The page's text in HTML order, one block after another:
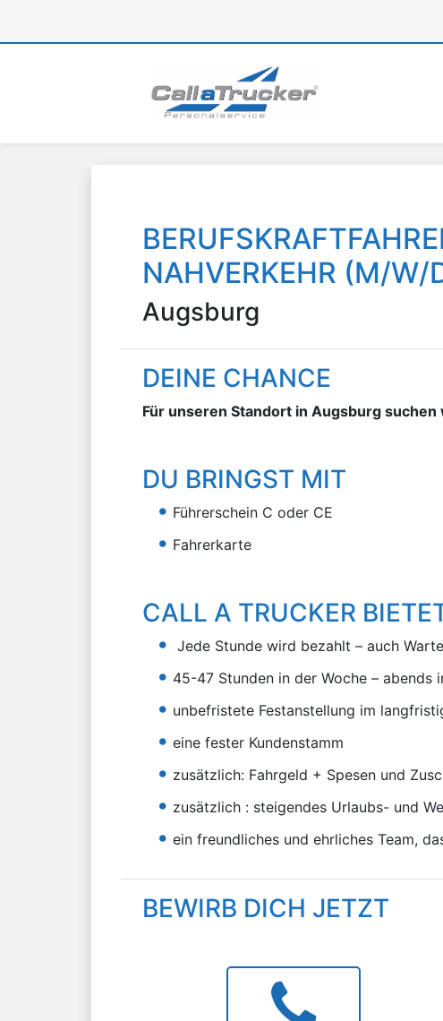
NAHVERKEHR (M/W/
Augsburg
DEINE CHANCE
Für unseren Standort in Augsburg
DU BRINGST MIT
Führerschein C oder CE
Fahrerkarte
CALL A TRUCKER
Jede Stunde wird bezahlt – auch
45-47 Stunden in der Woche – abends
unbefristete Festanstellung im
eine fester Kundenstamm
zusätzlich: Fahrgeld + Spesen und
zusätzlich : steigendes Urlaubs- und
ein freundliches und ehrliches Team,
BEWIRB DICH JETZT